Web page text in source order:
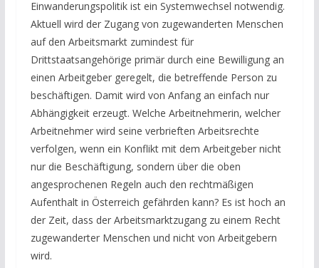
Einwanderungspolitik ist ein Systemwechsel notwendig.
Aktuell wird der Zugang von zugewanderten Menschen
auf den Arbeitsmarkt zumindest für
Drittstaatsangehörige primär durch eine Bewilligung an
einen Arbeitgeber geregelt, die betreffende Person zu
beschäftigen. Damit wird von Anfang an einfach nur
Abhängigkeit erzeugt. Welche Arbeitnehmerin, welcher
Arbeitnehmer wird seine verbrieften Arbeitsrechte
verfolgen, wenn ein Konflikt mit dem Arbeitgeber nicht
nur die Beschäftigung, sondern über die oben
angesprochenen Regeln auch den rechtmäßigen
Aufenthalt in Österreich gefährden kann? Es ist hoch an
der Zeit, dass der Arbeitsmarktzugang zu einem Recht
zugewanderter Menschen und nicht von Arbeitgebern
wird.